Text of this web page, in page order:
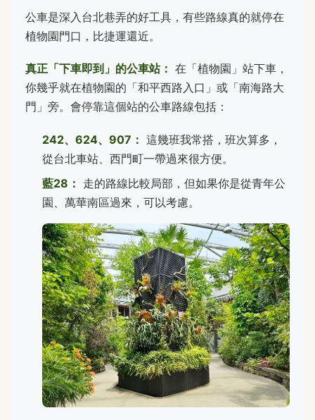
公車是深入台北巷弄的好工具，有些路線真的就停在
植物園門口，比捷運還近。
真正「下車即到」的公車站： 在「植物園」站下車，
你幾乎就在植物園的「和平西路入口」或「南海路大
門」旁。會停靠這個站的公車路線包括：
242、624、907： 這幾班我常搭，班次算多，
從台北車站、西門町一帶過來很方便。
藍28： 走的路線比較局部，但如果你是從青年公
園、萬華南區過來，可以考慮。